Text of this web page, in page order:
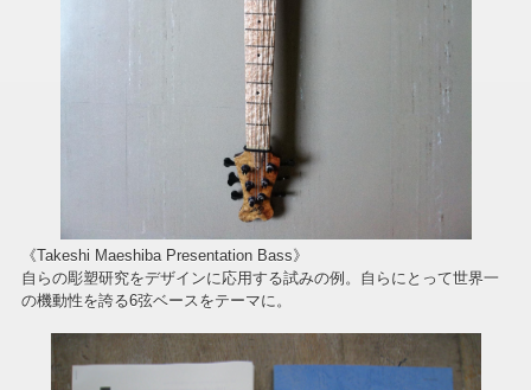
《Takeshi Maeshiba Presentation Bass》
自らの彫塑研究をデザインに応用する試みの例。 自らにとって世界一
の機動性を誇る6弦ベースをテーマに。